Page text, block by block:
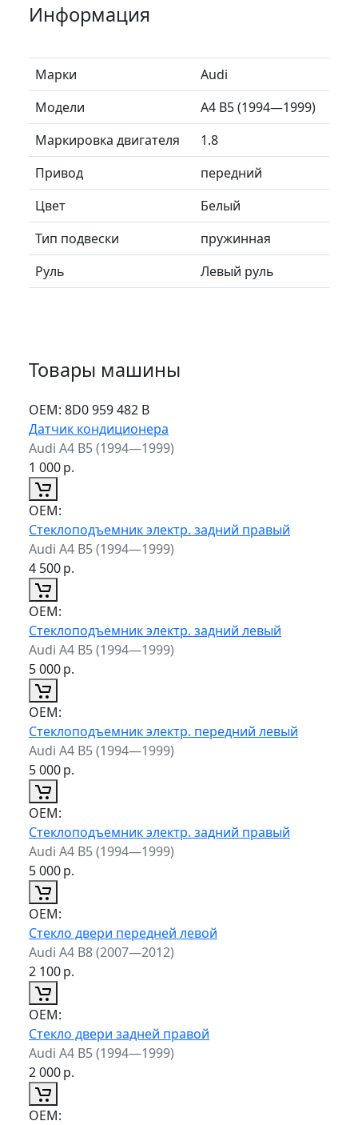
Информация
Марки
Audi
Модели
A4 B5 (1994—1999)
Маркировка двигателя
1.8
Привод
передний
Цвет
Белый
Тип подвески
пружинная
Руль
Левый руль
Товары машины
ОЕМ: 8D0 959 482 B
Датчик кондиционера
Audi A4 B5 (1994—1999)
1 000р.
ОЕМ:
Стеклоподъемник электр. задний правый
Audi A4 B5 (1994—1999)
4 500р.
ОЕМ:
Стеклоподъемник электр. задний левый
Audi A4 B5 (1994—1999)
5 000р.
ОЕМ:
Стеклоподъемник электр. передний левый
Audi A4 B5 (1994—1999)
5 000р.
ОЕМ:
Стеклоподъемник электр. задний правый
Audi A4 B5 (1994—1999)
5 000р.
ОЕМ:
Стекло двери передней левой
Audi A4 B8 (2007—2012)
2 100р.
ОЕМ:
Стекло двери задней правой
Audi A4 B5 (1994—1999)
2 000р.
ОЕМ: